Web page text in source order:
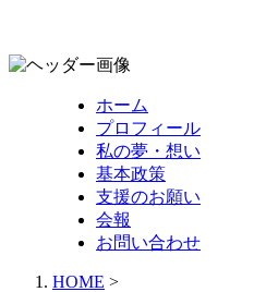
ホーム
プロフィール
私の夢・想い
基本政策
支援のお願い
会報
お問い合わせ
HOME >